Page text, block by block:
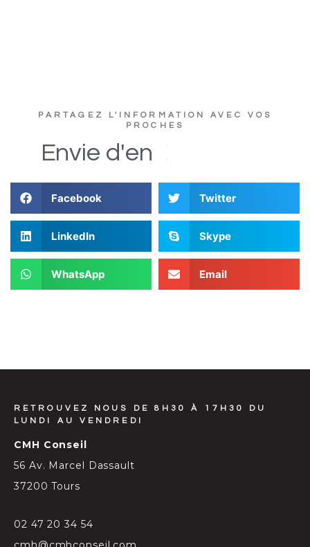
PARTAGEZ L'INFORMATION AVEC VOS
PROCHES
Envie d'en D
Facebook Twitter
LinkedIn Skype
WhatsApp Email
RETROUVEZ NOUS DE 8H30 À 17H30 DU
LUNDI AU VENDREDI
CMH Conseil
56 Av. Marcel Dassault
37200 Tours
02 47 20 34 54